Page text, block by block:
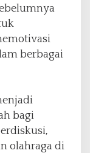
berbagai
bagi
olahraga di